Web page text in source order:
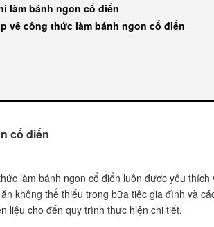
làm bánh ngon cổ điển
về công thức làm bánh ngon cổ điển
cổ điển
làm bánh ngon cổ điển luôn được yêu
không thể thiếu trong bữa tiệc gia đình và
liệu cho đến quy trình thực hiện chi tiết.